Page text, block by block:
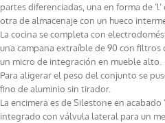
partes diferenciadas, una en forma de
otra de almacenaje con un hueco
La cocina se completa con
una campana extraíble de 90 con filtros
un micro de integración en mueble alto.
Para aligerar el peso del conjunto se
fino de aluminio sin tirador.
La encimera es de Silestone en acabado
integrado con válvula lateral para un